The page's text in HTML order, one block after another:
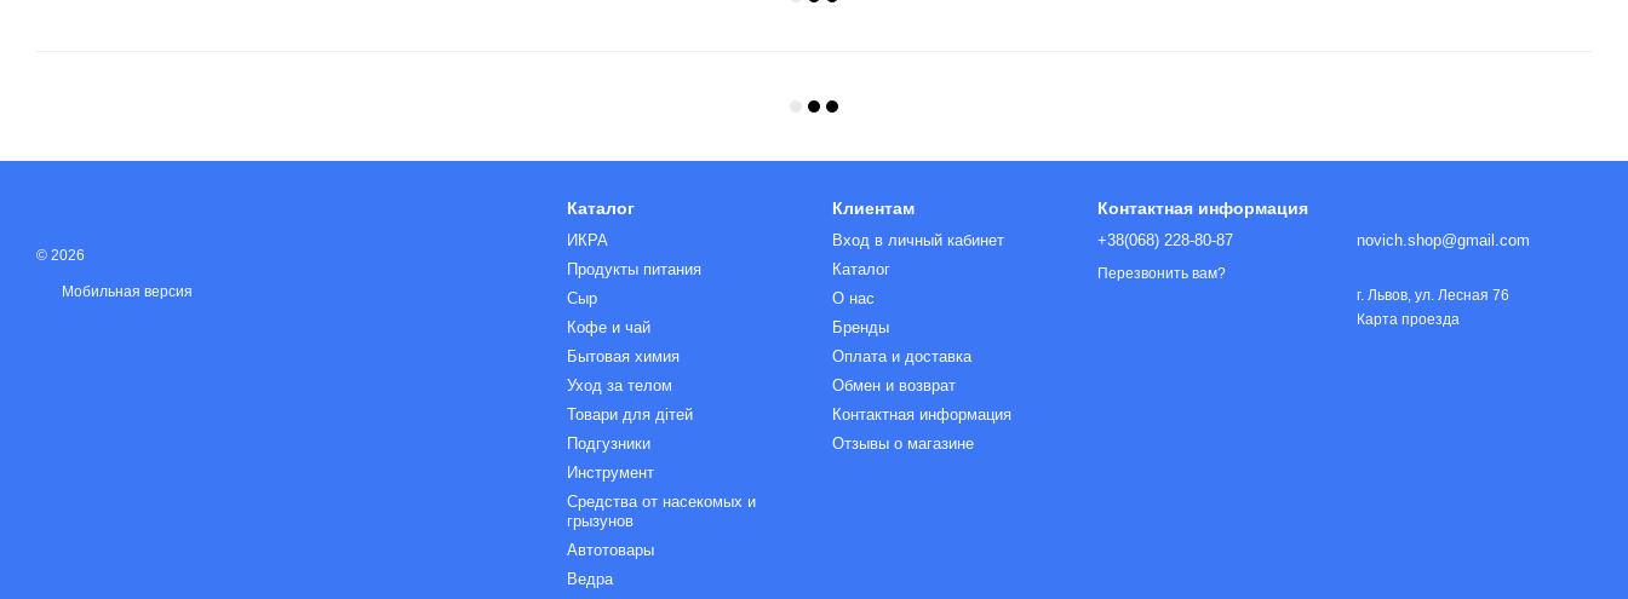
© 2026
Мобильная версия
Каталог
ИКРА
Продукты питания
Сыр
Кофе и чай
Бытовая химия
Уход за телом
Товари для дітей
Подгузники
Инструмент
Средства от насекомых и
грызунов
Автотовары
Ведра
Клиентам
Вход в личный кабинет
Каталог
О нас
Бренды
Оплата и доставка
Обмен и возврат
Контактная информация
Отзывы о магазине
Контактная информация
+38(068) 228-80-87
Перезвонить вам?
novich.shop@gmail.com
г. Львов, ул. Лесная 76
Карта проезда